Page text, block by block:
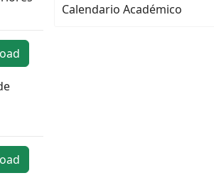
Calendario Académico